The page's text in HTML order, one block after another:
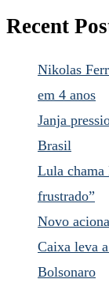
Recent
Nikolas
em 4 anos
Janja
Brasil
Lula chama
frustrado”
Novo
Caixa leva
Bolsonaro